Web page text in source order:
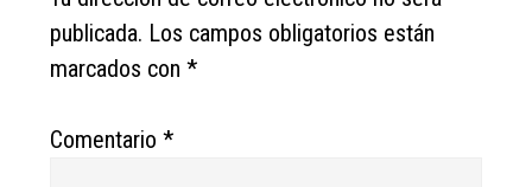
publicada. Los campos obligatorios están
marcados con*
Comentario*